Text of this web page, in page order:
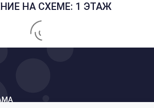
НА СХЕМЕ: 1 ЭТАЖ